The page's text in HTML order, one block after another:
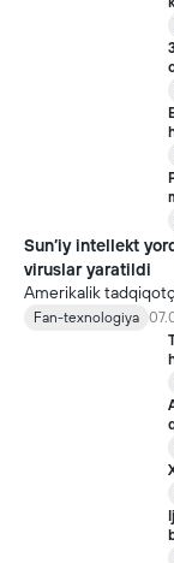
Sun’iy intellekt
viruslar yaratildi
Amerikalik
yaratdi. Bu kaşfiyot
undan notöğri
Fan-texnologiya